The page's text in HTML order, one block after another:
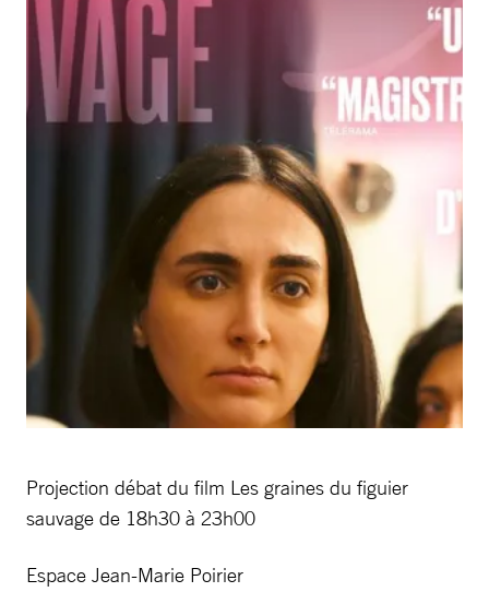
Projection débat du film Les graines du figuier
sauvage de 18h30 à 23h00
Espace Jean-Marie Poirier